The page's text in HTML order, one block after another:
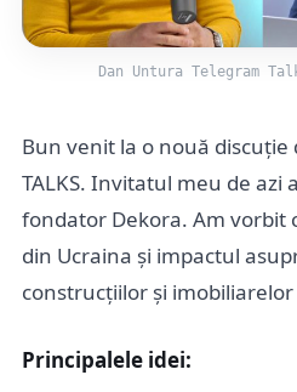
Dan Untura Telegram
Bun venit la o nouă discuție
TALKS. Invitatul meu de azi
fondator Dekora. Am vorbit
din Ucraina și impactul
construcțiilor și imobiliarelor
Principalele idei: